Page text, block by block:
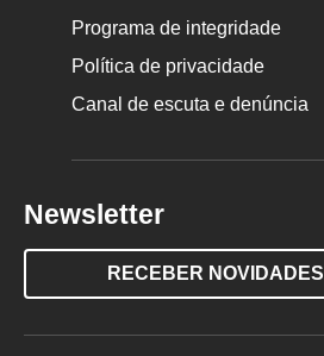
Programa de integridade
Política de privacidade
Canal de escuta e denúncia
Newsletter
RECEBER NOVIDADES